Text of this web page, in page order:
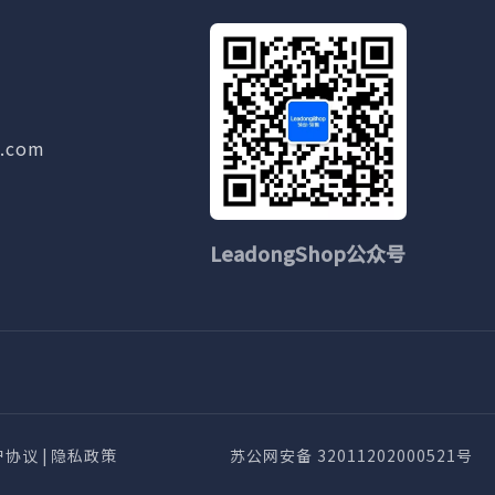
LeadongShop公众号
协议 | 隐私政策 苏公网安备 32011202000521号